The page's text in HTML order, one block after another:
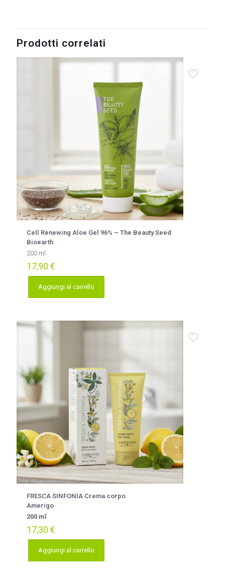
Prodotti correlati
Cell Renewing Aloe Gel 96% – The Beauty Seed
Bioearth
200 ml
17,90 €
Aggiungi al carrello
FRESCA SINFONIA Crema corpo
Amerigo
200 ml
17,30 €
Aggiungi al carrello